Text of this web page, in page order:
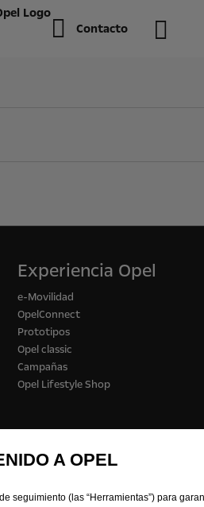
Contacto
Experiencia Opel
e-Movilidad
OpelConnect
Prototipos
Opel classic
Campañas
Opel Lifestyle Shop
A OPEL
seguimiento (las “Herramientas”) para